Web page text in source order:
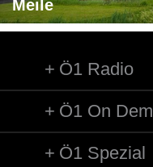
Meile
Ö1 Radio
Ö1 On
Ö1 Spezial